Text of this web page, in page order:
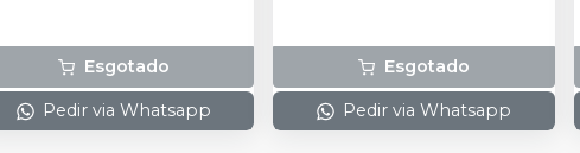
Esgotado
Pedir via Whatsapp
Esgotado
Pedir via Whatsapp